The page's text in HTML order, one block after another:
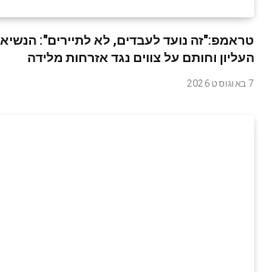
טראמפ:"זה נועד לעבדים, לא לתיירים":
העליון וחותם על צווים נגד אזרחות מלידה
7 באוגוסט 2026